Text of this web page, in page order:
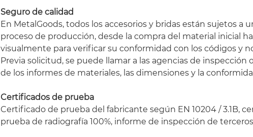
Seguro de calidad
En MetalGoods, todos los accesorios y bridas están sujetos a
proceso de producción, desde la compra del material inicial
visualmente para verificar su conformidad con los códigos y
Previa solicitud, se puede llamar a las agencias de
de los informes de materiales, las dimensiones y la
Certificados de prueba
Certificado de prueba del fabricante según EN 10204 / 3.1B,
prueba de radiografía 100%, informe de inspección de